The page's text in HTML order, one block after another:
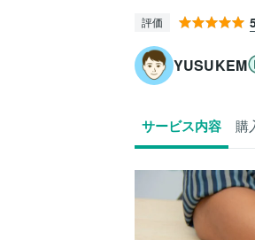
評価
YUSUKEM
サービス内容 購